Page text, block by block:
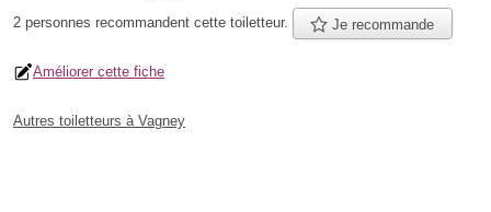
2 personnes recommandent cette toiletteur. Je recommande
Améliorer cette fiche
Autres toiletteurs à Vagney